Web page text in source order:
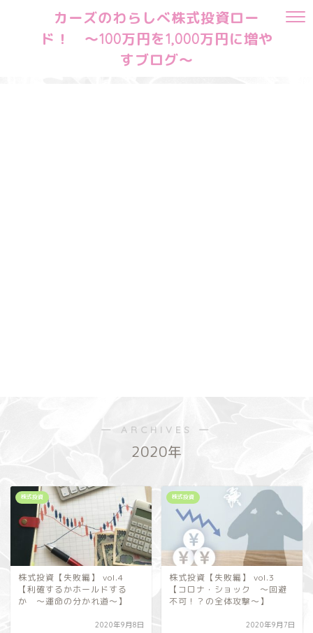
カーズのわらしべ株式投資ロー
ド！ ～100万円を1,000万円に増や
すブログ～
― ARCHIVES ―
2020年
株式投資
株式投資【失敗編】 vol.4
【利確するかホールドする
か ～運命の分かれ道～】
2020年9月8日
株式投資
株式投資【失敗編】 vol.3
【コロナ・ショック ～回避
不可！？の全体攻撃～】
2020年9月7日